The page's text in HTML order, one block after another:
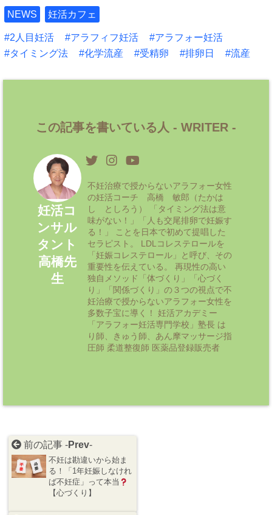
NEWS 妊活カフェ
2人目妊活 アラフィフ妊活
アラフォー妊活
タイミング法
化学流産 受精卵 排卵日 流産
この記事を書いている人 - WRITER -
妊活コ
ンサル
タント
高橋先
生
不妊治療で授からないアラフォー女性
の妊活コーチ 高橋 敏郎（たかは
し としろう） 「タイミング法は意
味がない！」「人も交尾排卵で妊娠す
る！」 ことを日本で初めて提唱した
セラピスト。 LDLコレステロールを
「妊娠コレステロール」と呼び、その
重要性を伝えている。 再現性の高い
独自メソッド「体づくり」「心づく
り」「関係づくり」の３つの視点で不
妊治療で授からないアラフォー女性を
多数子宝に導く！ 妊活アカデミー
「アラフォー妊活専門学校」塾長 は
り師、きゅう師、あん摩マッサージ指
圧師 柔道整復師 医薬品登録販売者
前の記事 -Prev-
不妊は勘違いから始ま
る！「1年妊娠しなけれ
ば不妊症」って本当
【心づくり】